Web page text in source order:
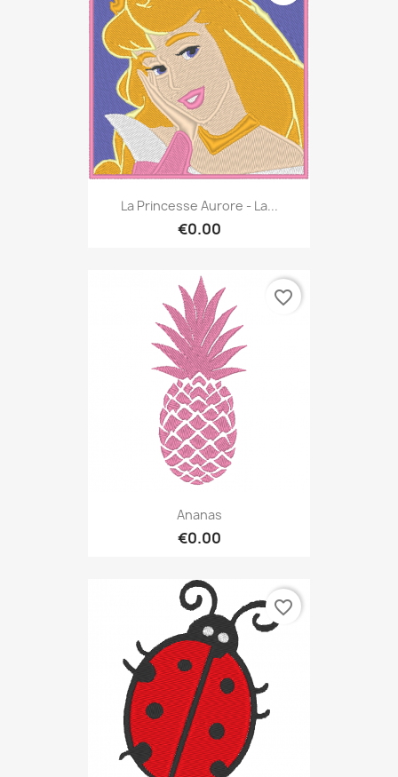
La Princesse Aurore - La...
€0.00
Ananas
€0.00
favorite_border
favorite_border